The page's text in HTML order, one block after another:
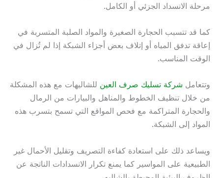
مرحلة الانسداد الجزئي أو الكامل.
كما قد تتسبب الحجارة الصغيرة والمواد الصلبة المتسربة في
إعاقة تدفق المياه أو إتلاف بعض أجزاء الشبكة إذا لم تُزال في
الوقت المناسب.
وتتعامل شركة تسليك صرف العين للشاليهات مع هذه المشكلة
من خلال تنظيف الخطوط والمناهل والبيارات من الرمال
والحجارة المتراكمة مع فحص المواقع التي تسمح بتسرب هذه
المواد إلى الشبكة.
ويساعد ذلك على استعادة كفاءة التصريف وتقليل الأحمال غير
الطبيعية على المواسير كما يمنع تكرار الانسدادات الناتجة عن